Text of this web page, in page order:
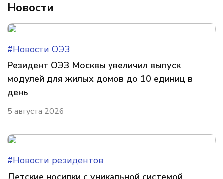
Новости
#Новости ОЭЗ
Резидент ОЭЗ Москвы увеличил выпуск
модулей для жилых домов до 10 единиц в
день
5 августа 2026
#Новости резидентов
Детские носилки с уникальной системой